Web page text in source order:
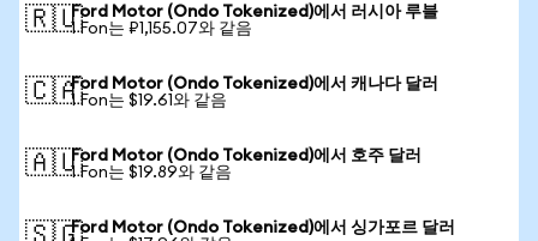
🇷🇺Ford Motor (Ondo Tokenized)에서 러시아 루블
1 Fon는 ₽1,155.07와 같음
🇨🇦Ford Motor (Ondo Tokenized)에서 캐나다 달러
1 Fon는 $19.61와 같음
🇦🇺Ford Motor (Ondo Tokenized)에서 호주 달러
1 Fon는 $19.89와 같음
Ford Motor (Ondo Tokenized)에서 싱가포르 달러